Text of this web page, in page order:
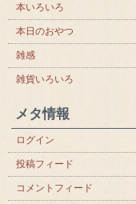
本いろいろ
本日のおやつ
雑感
雑貨いろいろ
メタ情報
ログイン
投稿フィード
コメントフィード